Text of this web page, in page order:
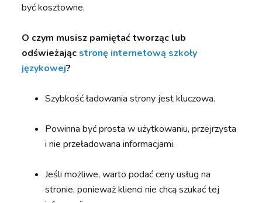
być kosztowne.
O czym musisz pamiętać tworząc lub
odświeżając stronę internetową szkoły
językowej?
Szybkość ładowania strony jest kluczowa.
Powinna być prosta w użytkowaniu, przejrzysta
i nie przeładowana informacjami.
Jeśli możliwe, warto podać ceny usług na
stronie, ponieważ klienci nie chcą szukać tej